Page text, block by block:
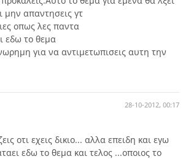
απαντησεις γτ
οπως λες παντα
εδω το θεμα
για να αντιμετωπισεις αυτη την
28-10-2012, 00:17
οτι εχεις δικιο... αλλα επειδη και εγω
εδω το θεμα και τελος ...οποιος το